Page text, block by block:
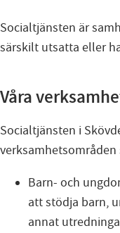
Socialtjänsten är
särskilt utsatta eller
Våra
Socialtjänsten i
Barn- och
att stödja barn,
annat